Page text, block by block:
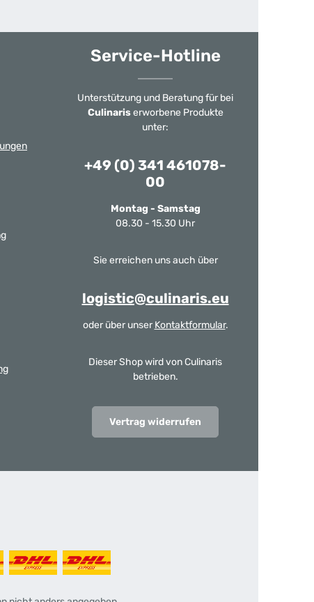
Service-Hotline
Unterstützung und Beratung für bei
Culinariserworbene Produkte
unter:
+49 (0) 341 461078-
00
Montag - Samstag
08.30 - 15.30 Uhr
Sie erreichen uns auch über
logistic@culinaris.eu
oder über unser Kontaktformular.
Dieser Shop wird von Culinaris
betrieben.
Vertrag widerrufen